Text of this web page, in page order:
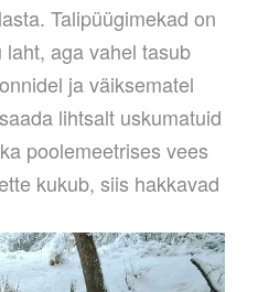
Talipüügimekad on
aga vahel tasub
ja väiksematel
lihtsalt uskumatuid
poolemeetrises vees
kukub, siis hakkavad